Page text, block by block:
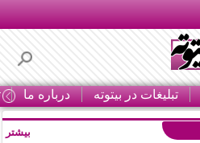
تبلیغات در بیتوته درباره ما
بیشتر